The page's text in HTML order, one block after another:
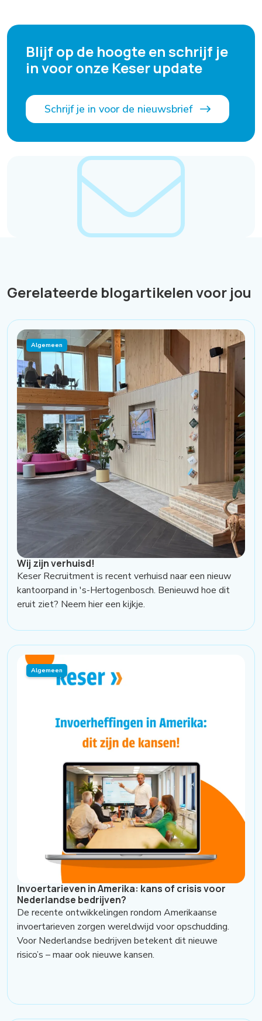
Blijf op de hoogte en schrijf je
in voor onze Keser update
Schrijf je in voor de nieuwsbrief
Gerelateerde blogartikelen voor jou
Algemeen
Wij zijn verhuisd!
Keser Recruitment is recent verhuisd naar een nieuw
kantoorpand in 's-Hertogenbosch. Benieuwd hoe dit
eruit ziet? Neem hier een kijkje.
Algemeen
Invoertarieven in Amerika: kans of crisis voor
Nederlandse bedrijven?
De recente ontwikkelingen rondom Amerikaanse
invoertarieven zorgen wereldwijd voor opschudding.
Voor Nederlandse bedrijven betekent dit nieuwe
risico’s – maar ook nieuwe kansen.